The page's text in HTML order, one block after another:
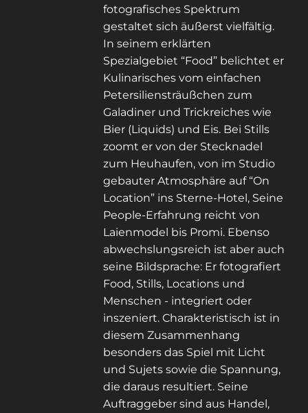
fotografisches Spektrum
gestaltet sich äußerst vielfältig.
In seinem erklärten
Spezialgebiet “Food” belichtet er
Kulinarisches vom einfachen
Petersiliensträußchen zum
Galadiner und Trickreiches wie
Bier (Liquids) und Eis. Bei Stills
zoomt er von der Stecknadel
zum Heuhaufen, von im Studio
gebauter Atmosphäre auf “On
Location” ins Sterne-Hotel, Seine
People-Erfahrung reicht von
Laienmodel bis Promi. Ebenso
abwechslungsreich ist aber auch
seine Bildsprache: Er fotografiert
Food, Stills, Locations und
Menschen - integriert oder
inszeniert. Charakteristisch ist in
diesem Zusammenhang
besonders das Spiel mit Licht
und Sujets sowie die Spannung,
die daraus resultiert. Seine
Auftraggeber sind aus Handel,